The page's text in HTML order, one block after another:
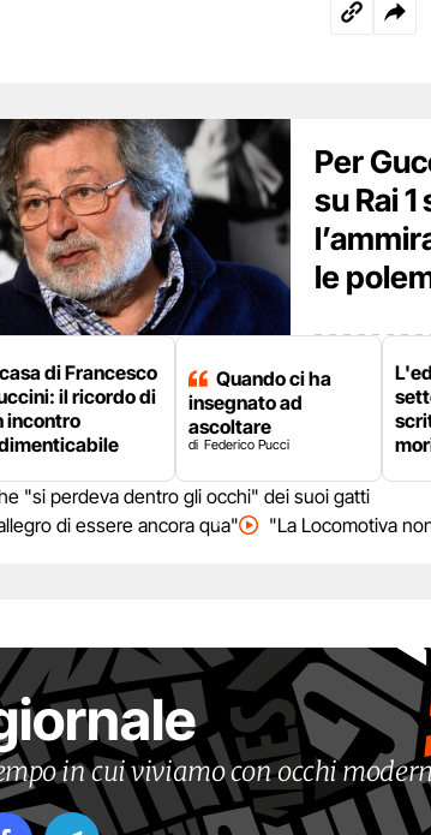
Per
su Rai
le
di Francesco
il ricordo di
incontro
Quando ci ha
insegnato ad
ascoltare
Federico Pucci
"si perdeva dentro gli occhi" dei suoi gatti
di essere ancora qua"
"La Locomotiva
in cui viviamo con occhi